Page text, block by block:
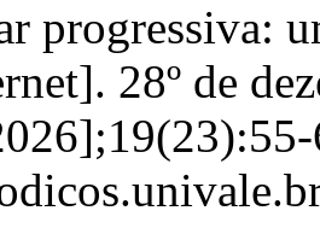
progressiva:
28º de